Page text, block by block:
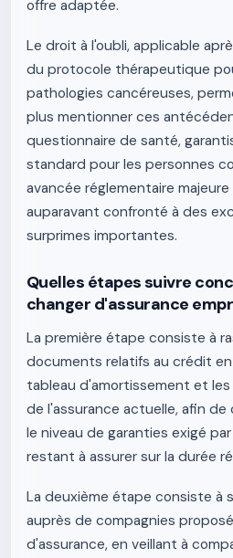
offre adaptée.
Le droit à l'oubli, applicable
du protocole thérapeutique
pathologies cancéreuses,
plus mentionner ces
questionnaire de santé,
standard pour les personnes
avancée réglementaire
auparavant confronté à des
surprimes importantes.
Quelles étapes suivre
changer d'assurance
La première étape consiste à
documents relatifs au crédit
tableau d'amortissement et
de l'assurance actuelle, afin
le niveau de garanties exigé
restant à assurer sur la durée
La deuxième étape consiste à
auprès de compagnies
d'assurance, en veillant à